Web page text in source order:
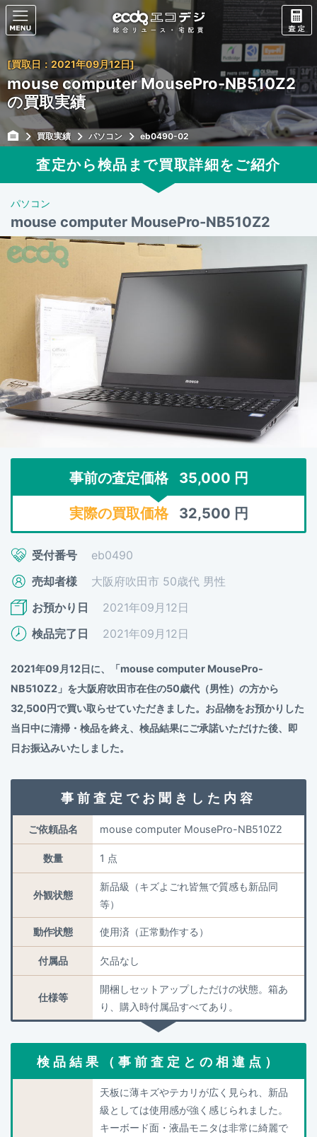
[買取日：2021年09月12日]
mouse computer MousePro-NB510Z2
の買取実績
買取実績 パソコン eb0490-02
査定から検品まで買取詳細をご紹介
パソコン
mouse computer MousePro-NB510Z2
事前の査定価格 35,000 円
実際の買取価格 32,500 円
受付番号
eb0490
売却者様
大阪府吹田市 50歳代 男性
お預かり日
2021年09月12日
検品完了日
2021年09月12日
2021年09月12日に、「mouse computer MousePro-
NB510Z2」を大阪府吹田市在住の50歳代（男性）の方から
32,500円で買い取らせていただきました。お品物をお預かりした
当日中に清掃・検品を終え、検品結果にご承諾いただけた後、即
日お振込みいたしました。
事前査定でお聞きした内容
ご依頼品名 mouse computer MousePro-NB510Z2
数量 1 点
外観状態
新品級（キズよごれ皆無で質感も新品同
等）
動作状態 使用済（正常動作する）
付属品 欠品なし
仕様等
開梱しセットアップしただけの状態。箱あ
り、購入時付属品すべてあり。
検品結果（事前査定との相違点）
天板に薄キズやテカリが広く見られ、新品
級としては使用感が強く感じられました。
キーボード面・液晶モニタは非常に綺麗で